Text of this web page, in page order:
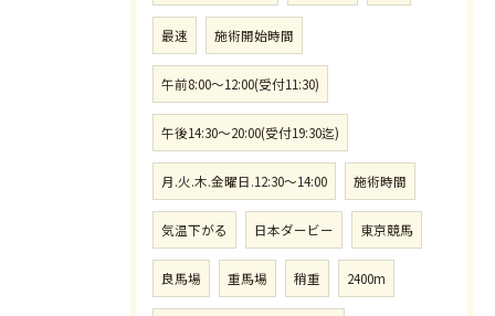
最速 施術開始時間
午前8:00〜12:00(受付11:30)
午後14:30〜20:00(受付19:30迄)
月.火.木.金曜日.12:30〜14:00 施術時間
気温下がる 日本ダービー 東京競馬
良馬場 重馬場 稍重 2400m